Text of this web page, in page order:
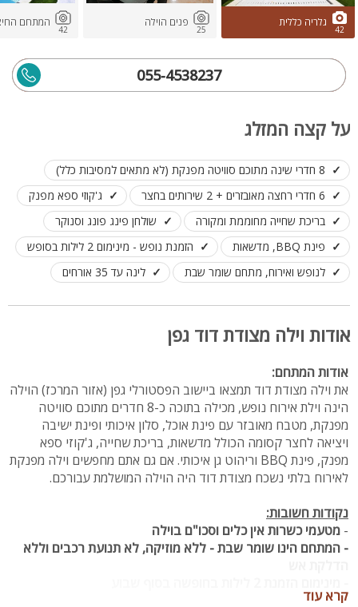
42
גלריה כללית
25
פנים הוילה
42
המתחם
055-4538237
על קצה המזלג
8 חדרי שינה מתוכם סוויטה מפנקת (לא מתאים למסיבות כלל)
6 חדרי רחצה מאובזרים + 2 שירותים בחצר
ג'קוזי ספא מפנק
בריכת שחייה מחוממת ומקורה
שולחן פינג פונג וסנוקר
פינת BBQ, מדשאות
הזמנת נופש - מינימום 2 לילות בסופש
לנופש ואירוח, מתחם שומר שבת
לינה עד 35 אורחים
אודות וילה מצודת דוד גפן
אודות המתחם:
את וילה מצודת דוד תמצאו ביישוב הפסטורלי גפן (אזור המרכז) הוילה
הינה וילת אירוח נופש, מכילה בתוכה כ-8 חדרים מתוכם סוויטה
מפנקת, מטבח מאובזר עם פינת אוכל, סלון איכותי ופינת ישיבה
ויציאה לחצר קסומה הכולל מדשאות, בריכת שחייה, ג'קוזי ספא
מפנק, פינת BBQ וריהוט גן איכותי. אם גם אתם מחפשים וילה מפנקת
לאירוח בלתי נשכח מצודת דוד היה הוילה המושלמת עבורכם.
נקודות חשובות:
- מטעמי כשרות אין כלים וסכו"ם בוילה
- המתחם הינו שומר שבת - ללא מוזיקה, לא תנועת רכבים וללא
קרא עוד